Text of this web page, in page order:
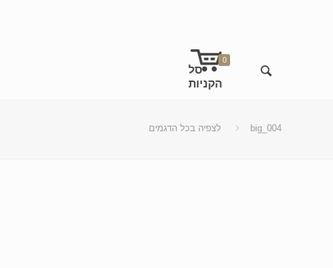
0
לצפיה בכל הדגמים big_004